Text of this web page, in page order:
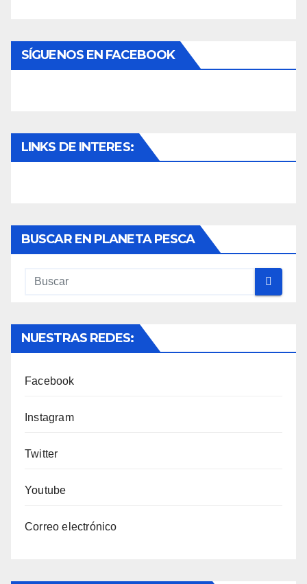
SÍGUENOS EN FACEBOOK
LINKS DE INTERES:
BUSCAR EN PLANETA PESCA
NUESTRAS REDES:
Facebook
Instagram
Twitter
Youtube
Correo electrónico